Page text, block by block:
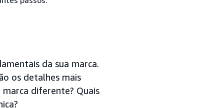
da sua marca.
os detalhes mais
diferente? Quais